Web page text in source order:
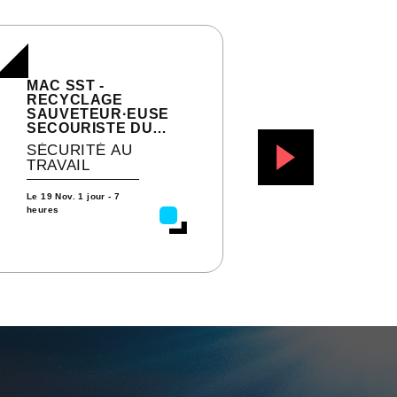
MAC SST -
RECYCLAGE
SAUVETEUR·EUSE
SECOURISTE DU
TRAVAIL
SÉCURITÉ AU
TRAVAIL
Le19 Nov. 1 jour - 7
heures